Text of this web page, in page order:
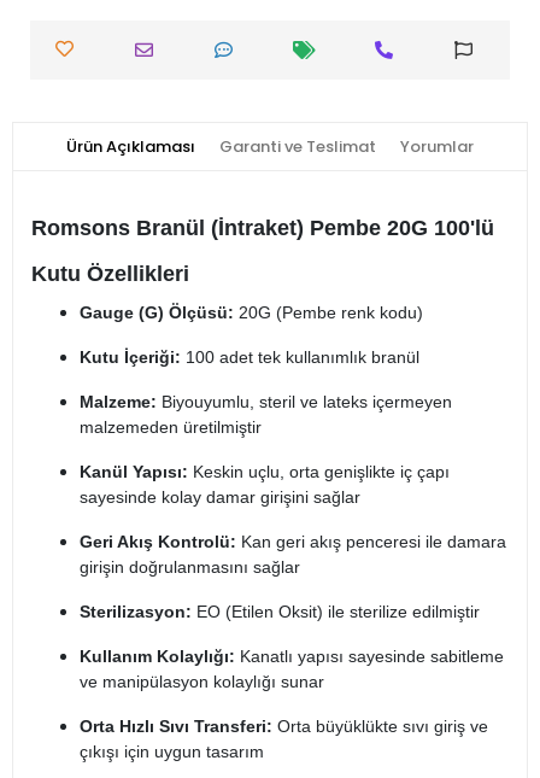
Ürün Açıklaması Garanti ve Teslimat Yorumlar
Romsons Branül (İntraket) Pembe 20G 100'lü
Kutu Özellikleri
Gauge (G) Ölçüsü: 20G (Pembe renk kodu)
Kutu İçeriği: 100 adet tek kullanımlık branül
Malzeme: Biyouyumlu, steril ve lateks içermeyen
malzemeden üretilmiştir
Kanül Yapısı: Keskin uçlu, orta genişlikte iç çapı
sayesinde kolay damar girişini sağlar
Geri Akış Kontrolü: Kan geri akış penceresi ile damara
girişin doğrulanmasını sağlar
Sterilizasyon: EO (Etilen Oksit) ile sterilize edilmiştir
Kullanım Kolaylığı: Kanatlı yapısı sayesinde sabitleme
ve manipülasyon kolaylığı sunar
Orta Hızlı Sıvı Transferi: Orta büyüklükte sıvı giriş ve
çıkışı için uygun tasarım